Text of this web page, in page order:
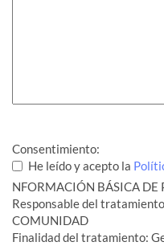
Consentimiento:
He leído y acepto la
NFORMACIÓN BÁSICA DE
Responsable del
COMUNIDAD
Finalidad del tratamiento: